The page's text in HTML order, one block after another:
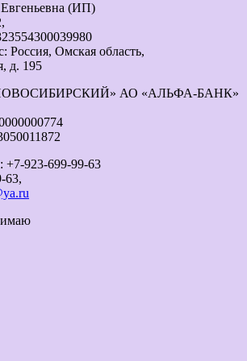
(ИП)
Россия, Омская область,
д. 195
АО «АЛЬФА-БАНК»
+7-923-699-99-63
63,